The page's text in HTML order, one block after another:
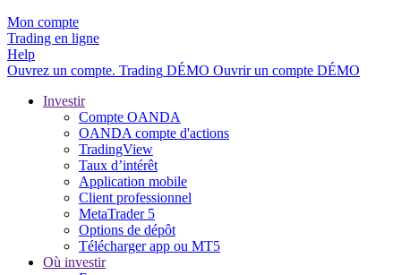
Mon compte
Trading en ligne
Help
Ouvrez un compte. Trading DÉMO Ouvrir un compte DÉMO
Investir
Compte OANDA
OANDA compte d'actions
TradingView
Taux d’intérêt
Application mobile
Client professionnel
MetaTrader 5
Options de dépôt
Télécharger app ou MT5
Où investir